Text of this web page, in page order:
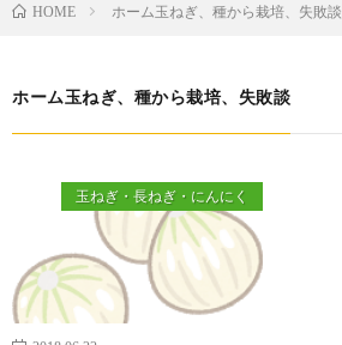
HOME ホーム玉ねぎ、種から栽培、失敗談
ホーム玉ねぎ、種から栽培、失敗談
玉ねぎ・長ねぎ・にんにく